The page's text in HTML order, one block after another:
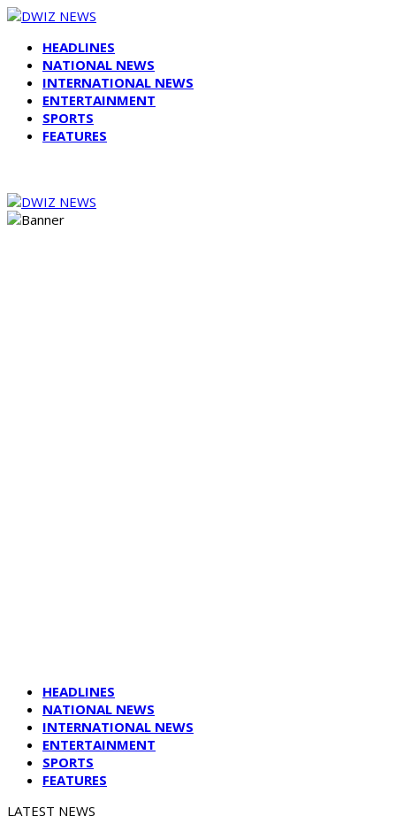
HEADLINES
NATIONAL NEWS
INTERNATIONAL NEWS
ENTERTAINMENT
SPORTS
FEATURES
HEADLINES
NATIONAL NEWS
INTERNATIONAL NEWS
ENTERTAINMENT
SPORTS
FEATURES
LATEST NEWS